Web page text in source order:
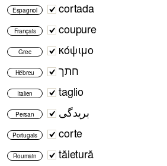
Espagnol cortada
Français coupure
Grec κόψιμο
Hébreu חתך
Italien taglio
Persan بریدگی
Portugais corte
Roumain tăietură